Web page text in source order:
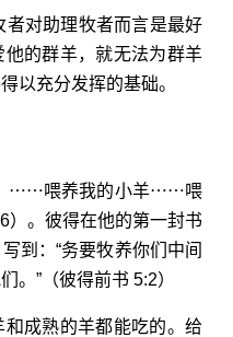
者对助理牧者而言是最好
的群羊，就无法为群羊
以充分发挥的基础。
？⋯⋯喂养我的小羊⋯⋯喂
）。彼得在他的第一封书
到：“务要牧养你们中间
。”（彼得前书 5:2）
成熟的羊都能吃的。给